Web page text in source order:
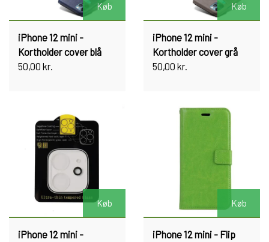
Køb
iPhone 12 mini -
Kortholder cover blå
50,00 kr.
Køb
iPhone 12 mini -
Kortholder cover grå
50,00 kr.
Køb
iPhone 12 mini -
Køb
iPhone 12 mini - Flip